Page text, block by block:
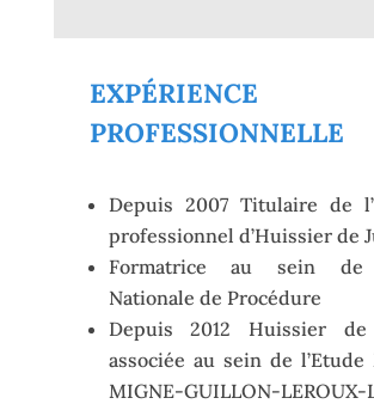
EXPÉRIENCE
PROFESSIONNELLE
Depuis 2007 Titulaire de
professionnel d’Huissier de
Formatrice au sein de
Nationale de Procédure
Depuis 2012 Huissier de
associée au sein de l’Etude
MIGNE-GUILLON-LEROUX-